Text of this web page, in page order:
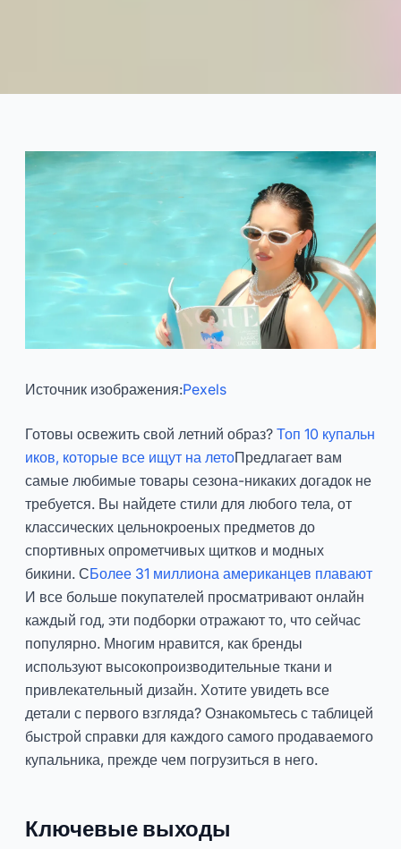
Тиса
Консультироваться Сейчас
Источник изображения:Pexels
Готовы освежить свой летний образ? Топ 10 купальн
иков, которые все ищут на летоПредлагает вам
самые любимые товары сезона-никаких догадок не
требуется. Вы найдете стили для любого тела, от
классических цельнокроеных предметов до
спортивных опрометчивых щитков и модных
бикини. СБолее 31 миллиона американцев плавают
И все больше покупателей просматривают онлайн
каждый год, эти подборки отражают то, что сейчас
популярно. Многим нравится, как бренды
используют высокопроизводительные ткани и
привлекательный дизайн. Хотите увидеть все
детали с первого взгляда? Ознакомьтесь с таблицей
быстрой справки для каждого самого продаваемого
купальника, прежде чем погрузиться в него.
Ключевые выходы